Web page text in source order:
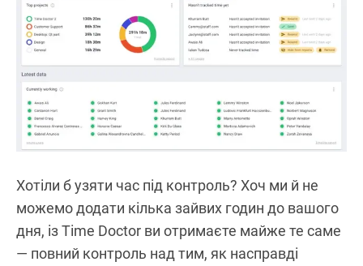
Хотіли б узяти час під контроль? Хоч ми й не
можемо додати кілька зайвих годин до вашого
дня, із Time Doctor ви отримаєте майже те саме
— повний контроль над тим, як насправді